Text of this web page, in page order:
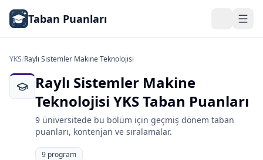
Taban Puanları
YKS/Raylı Sistemler Makine Teknolojisi
Raylı Sistemler Makine
Teknolojisi YKS Taban Puanları
9 üniversitede bu bölüm için geçmiş dönem taban
puanları, kontenjan ve sıralamalar.
9 program